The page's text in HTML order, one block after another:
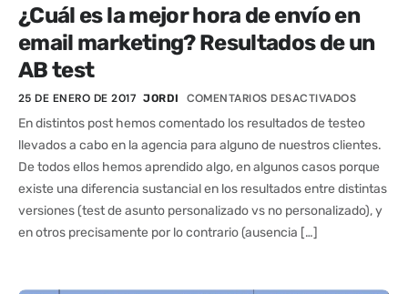
¿Cuál es la mejor hora de envío en
email marketing? Resultados de un
AB test
25 DE ENERO DE 2017 JORDI COMENTARIOS DESACTIVADOS
En distintos post hemos comentado los resultados de testeo
llevados a cabo en la agencia para alguno de nuestros clientes.
De todos ellos hemos aprendido algo, en algunos casos porque
existe una diferencia sustancial en los resultados entre distintas
versiones (test de asunto personalizado vs no personalizado), y
en otros precisamente por lo contrario (ausencia […]